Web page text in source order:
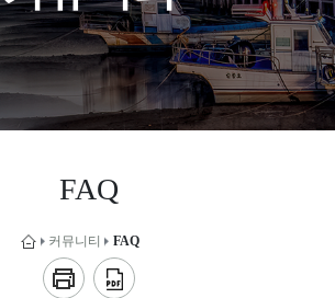
FAQ
커뮤니티 FAQ